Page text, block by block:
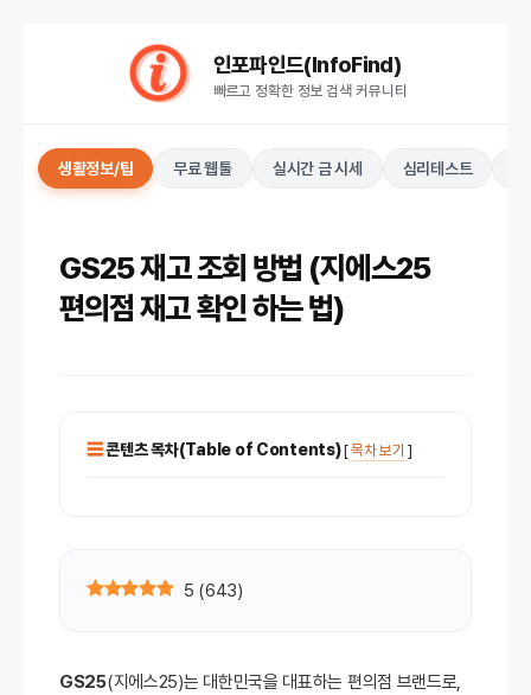
인포파인드(InfoFind)​​​​
빠르고 정확한 정보 검색 커뮤니티
생활정보/팁 무료 웹툴 실시간 금 시세 심리테스트
GS25 재고 조회 방법 (지에스25
편의점 재고 확인 하는 법)
콘텐츠 목차(Table of Contents)[목차 보기 ]
5 (643)
GS25(지에스25)는 대한민국을 대표하는 편의점 브랜드로,